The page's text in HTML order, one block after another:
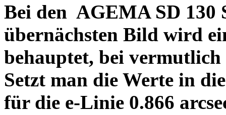
Bei den AGEMA SD 130
übernächsten Bild wird
behauptet, bei vermutlich
Setzt man die Werte in
für die e-Linie 0.866